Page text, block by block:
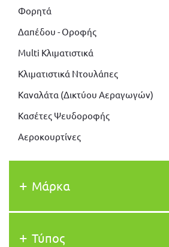
Φορητά
Δαπέδου - Οροφής
Multi Κλιματιστικά
Κλιματιστικά Ντουλάπες
Καναλάτα (Δικτύου Αεραγωγών)
Κασέτες Ψευδοροφής
Αεροκουρτίνες
Μάρκα
Τύπος